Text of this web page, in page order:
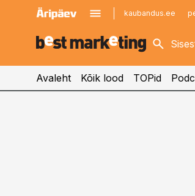
kaubandus.ee
kinnisvarauudised.ee
logistikauudised.ee
Avaleht Kõik lood TOPid